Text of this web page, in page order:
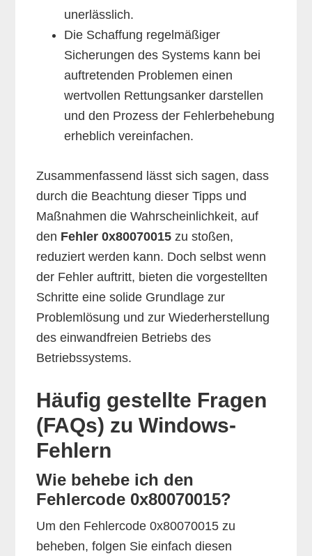
unerlässlich.
Die Schaffung regelmäßiger
Sicherungen des Systems kann bei
auftretenden Problemen einen
wertvollen Rettungsanker darstellen
und den Prozess der Fehlerbehebung
erheblich vereinfachen.
Zusammenfassend lässt sich sagen, dass
durch die Beachtung dieser Tipps und
Maßnahmen die Wahrscheinlichkeit, auf
den Fehler 0x80070015 zu stoßen,
reduziert werden kann. Doch selbst wenn
der Fehler auftritt, bieten die vorgestellten
Schritte eine solide Grundlage zur
Problemlösung und zur Wiederherstellung
des einwandfreien Betriebs des
Betriebssystems.
Häufig gestellte Fragen
(FAQs) zu Windows-
Fehlern
Wie behebe ich den
Fehlercode 0x80070015?
Um den Fehlercode 0x80070015 zu
beheben, folgen Sie einfach diesen